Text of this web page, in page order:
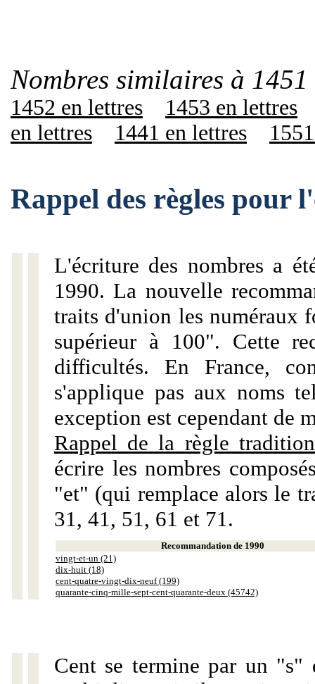
Nombres similaires à
1452 en lettres
1453 en lettres
en lettres
1441 en lettres
Rappel des règles pour
L'écriture des nombres a
1990. La nouvelle
traits d'union les numéraux
supérieur à 100". Cette
difficultés. En France,
s'applique pas aux noms
exception est cependant de
Rappel de la règle
écrire les nombres
"et" (qui remplace alors le
31, 41, 51, 61 et 71.
Recommandation de 1990
vingt-et-un (21)
dix-huit (18)
cent-quatre-vingt-dix-neuf (199)
quarante-cinq-mille-sept-cent-quarante-deux (45742)
Cent se termine par un "s"